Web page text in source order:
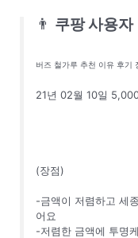
👨 쿠팡 사용자
버즈 철가루 추천 이유 후기
21년 02월 10일
(장점)
-금액이 저렴하고 세
어요
-저렴한 금액에 투명